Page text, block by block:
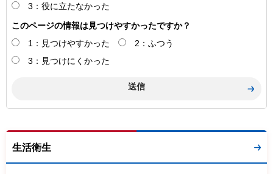
3：役に立たなかった
このページの情報は見つけやすかったですか？
1：見つけやすかった
2：ふつう
3：見つけにくかった
生活衛生